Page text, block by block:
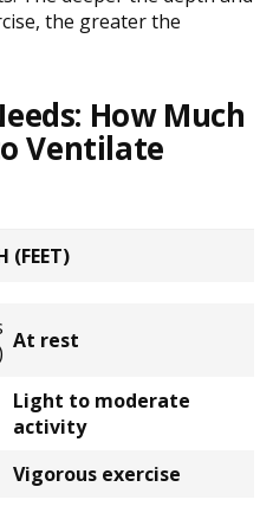
the greater the
How Much
Ventilate
(FEET)
At rest
Light to moderate
activity
Vigorous exercise